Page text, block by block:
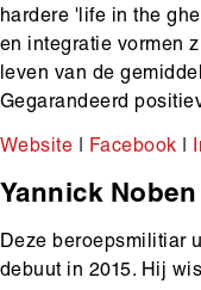
hardere 'life in the
en integratie vormen
leven van de
Gegarandeerd
Website | Facebook |
Yannick Noben
Deze beroepsmilitiar
debuut in 2015. Hij